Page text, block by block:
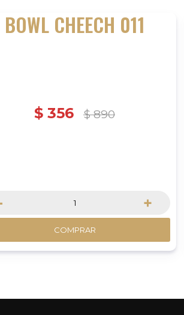
BOWL CHEECH 011
$ 356 $ 890
+
COMPRAR